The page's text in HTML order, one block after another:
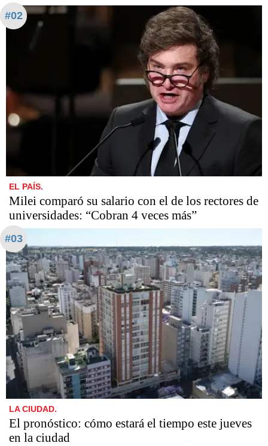
#02
EL PAÍS.
Milei comparó su salario con el de los rectores de
universidades: “Cobran 4 veces más”
#03
LA CIUDAD.
El pronóstico: cómo estará el tiempo este jueves
en la ciudad